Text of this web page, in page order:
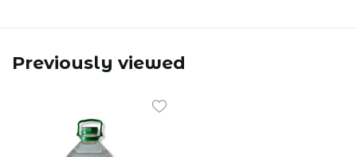
Previously viewed